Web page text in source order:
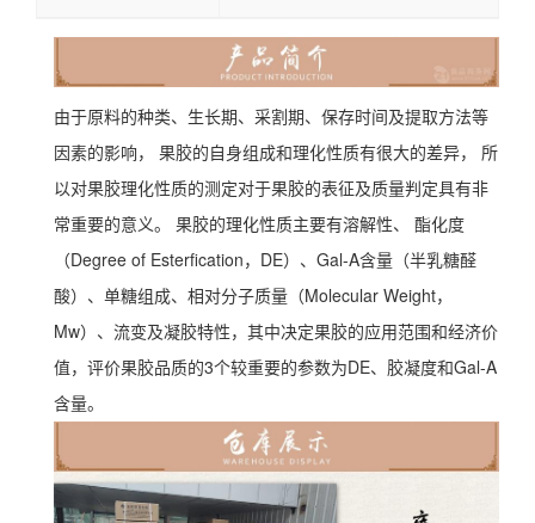
由于原料的种类、生长期、采割期、保存时间及提取方法等
因素的影响， 果胶的自身组成和理化性质有很大的差异， 所
以对果胶理化性质的测定对于果胶的表征及质量判定具有非
常重要的意义。 果胶的理化性质主要有溶解性、 酯化度
（Degree of Esterfication，DE）、Gal-A含量（半乳糖醛
酸）、单糖组成、相对分子质量（Molecular Weight，
Mw）、流变及凝胶特性，其中决定果胶的应用范围和经济价
值，评价果胶品质的3个较重要的参数为DE、胶凝度和Gal-A
含量。